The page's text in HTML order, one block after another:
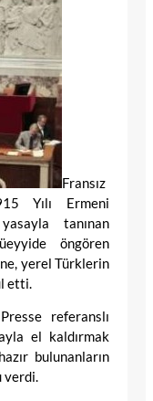
Fransız
Yılı Ermeni
tanınan
öngören
yerel Türklerin
etti.
referanslı
el kaldırmak
bulunanların
verdi.